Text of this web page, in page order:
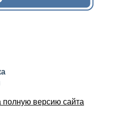
полную версию сайта